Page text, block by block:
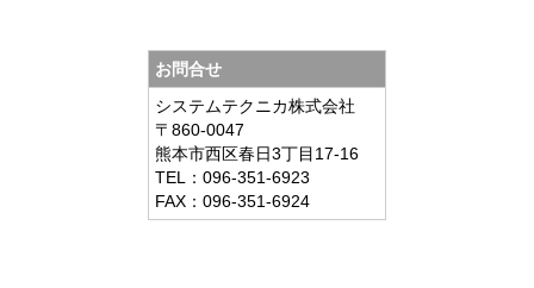
お問合せ
システムテクニカ株式会社
〒860-0047
熊本市西区春日3丁目17-16
TEL：096-351-6923
FAX：096-351-6924